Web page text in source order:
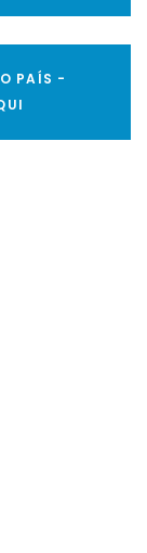
PAÍS -